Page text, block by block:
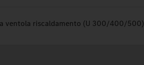
ventola riscaldamento (U 300/400/500)